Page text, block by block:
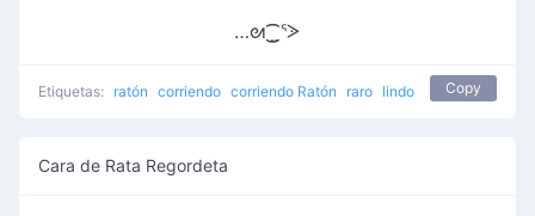
…ᘛ⁐̤ᕐᐷ
Etiquetas: ratón corriendo corriendo Ratón raro lindo Copy
Cara de Rata Regordeta